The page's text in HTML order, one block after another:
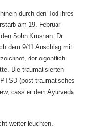
durch den Tod ihres
am 19. Februar
Sohn Krushan. Dr.
dem 9/11 Anschlag mit
der eigentlich
Die traumatisierten
(post-traumatisches
dass er dem Ayurveda
weiter leuchten.